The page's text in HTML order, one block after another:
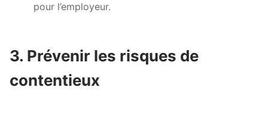
pour l’employeur.
3. Prévenir les risques de
contentieux